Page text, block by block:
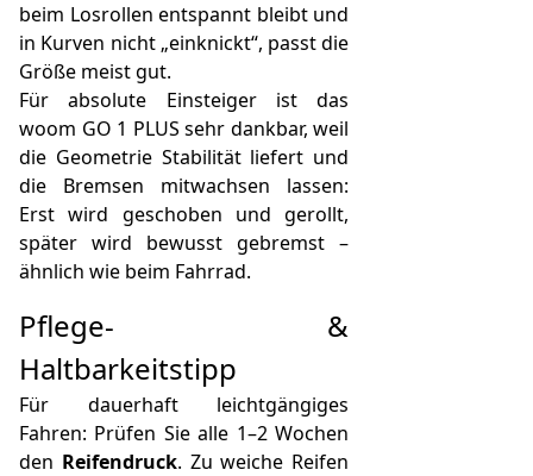
beim Losrollen entspannt bleibt und
in Kurven nicht „einknickt“, passt die
Größe meist gut.
Für absolute Einsteiger ist das
woom GO 1 PLUS sehr dankbar, weil
die Geometrie Stabilität liefert und
die Bremsen mitwachsen lassen:
Erst wird geschoben und gerollt,
später wird bewusst gebremst –
ähnlich wie beim Fahrrad.
Pflege- &
Haltbarkeitstipp
Für dauerhaft leichtgängiges
Fahren: Prüfen Sie alle 1–2 Wochen
den Reifendruck. Zu weiche Reifen